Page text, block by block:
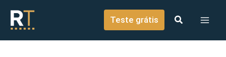
conteúdo
Teste grátis